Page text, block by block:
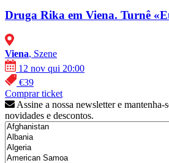
Druga Rika em Viena. Turnê
Viena, Szene
12 nov qui 20:00
€39
Comprar ticket
Assine a nossa newsletter e mantenha-
novidades e descontos.